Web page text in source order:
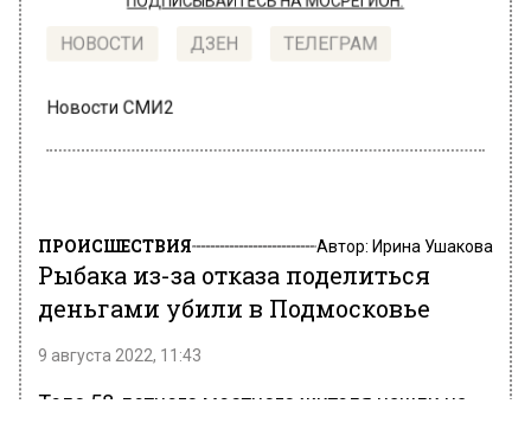
ПОДПИСЫВАЙТЕСЬ НА МОСРЕГИОН:
НОВОСТИ ДЗЕН ТЕЛЕГРАМ
ПРОИСШЕСТВИЯ Автор: Ирина Ушакова
Рыбака из-за отказа поделиться
деньгами убили в Подмосковье
9 августа 2022, 11:43
Тело 58-летнего местного жителя нашли на